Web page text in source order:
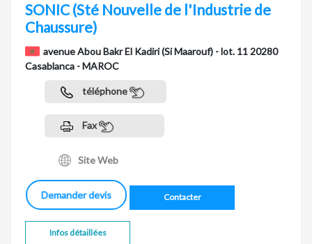
SONIC(Sté Nouvelle de l'Industrie de
Chaussure)
avenue Abou Bakr El Kadiri (Si Maarouf) - lot. 11 20280
Casablanca - MAROC
téléphone
Fax
Site Web
Demander devis Contacter
Infos détaillées